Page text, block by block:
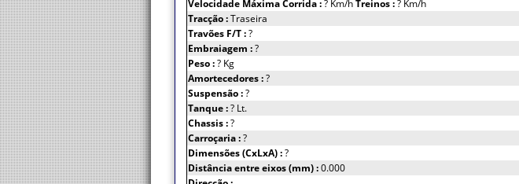
Velocidade Máxima Corrida :? Km/hTreinos :? Km/h
Tracção :Traseira
Travões F/T :?
Embraiagem :?
Peso :? Kg
Amortecedores :?
Suspensão :?
Tanque :? Lt.
Chassis :?
Carroçaria :?
Dimensões (CxLxA) :?
Distância entre eixos (mm) :0.000